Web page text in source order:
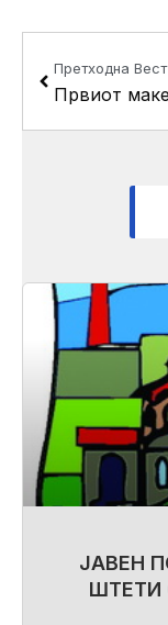
Претходна Вест
ЈАВЕН
ШТЕТИ